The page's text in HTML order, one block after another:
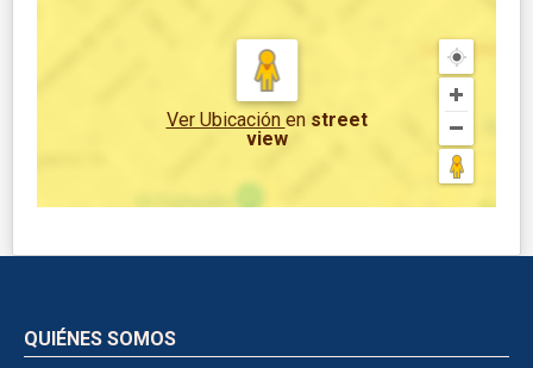
Ver Ubicación en street
view
QUIÉNES SOMOS